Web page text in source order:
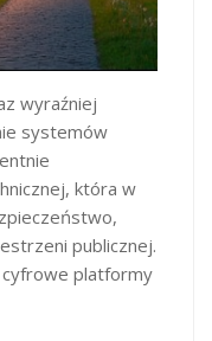
wyraźniej
systemów
która w
publicznej.
platformy